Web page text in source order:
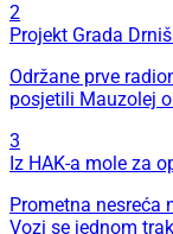
2
Projekt Grada
Održane prve
posjetili Mauzolej
3
Iz HAK-a mole za
Prometna nesreća
Vozi se jednom